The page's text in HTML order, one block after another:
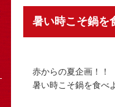
暑い時こそ鍋を
赤からの夏企画！！
暑い時こそ鍋を食べ